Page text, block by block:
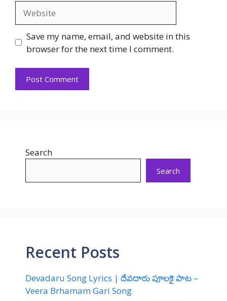
Save my name, email, and website in this
browser for the next time I comment.
Search
Search
Recent Posts
Devadaru Song Lyrics | దేవదారు పూలకై పాట –
Veera Brhamam Gari Song